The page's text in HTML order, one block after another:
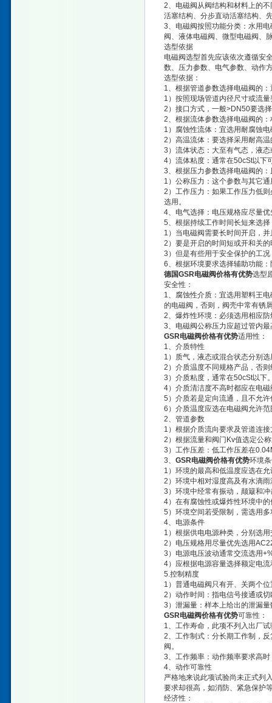
2、电磁阀从阀结构和材料上的
活塞结构、分步直动活塞结构、
3、电磁阀按照功能分类：水用
阀、液体电磁阀、微型电磁阀、
选型依据
电磁阀选型首先应该依次遵循安
数、压力参数、电气参数、动作
选型依据：
1、根据管道参数选择电磁阀的
1）按照现场管道内径尺寸或流
2）接口方式，一般>DN50要选
2、根据流体参数选择电磁阀的
1）腐蚀性流体：宜选用耐腐蚀
2）高温流体：要选择采用耐高
3）流体状态：大至有气态，液
4）流体粘度：通常在50cSt以下
3、根据压力参数选择电磁阀的
1）公称压力：这个参数与其它
2）工作压力：如果工作压力低
选用。
4、电气选择：电压规格应尽量
5、根据持续工作时间长短来选
1）当电磁阀需要长时间开启，
2）要是开启的时间短或开和关
3）但是有些用于安全保护的工
6、根据环境要求选择辅助功能
德国GSR电磁阀价格有优势选型
安全性：
1、腐蚀性介质：宜选用塑料王
的电磁阀，否则，阀壳中常有锈
2、爆炸性环境：必须选用相应
3、电磁阀公称压力应超过管内
GSR电磁阀价格有优势适用性：
1、介质特性
1）质气，液态或混合状态分别
2）介质温度不同规格产品，否
3）介质粘度，通常在50cSt以下
4）介质清洁度不高时都应在电
5）介质若是定向流通，且不允
6）介质温度应选在电磁阀允许范
2、管道参数
1）根据介质流向要求及管道连
2）根据流量和阀门Kv值选定公
3）工作压差：低工作压差在
3、 GSR电磁阀价格有优势环境
1）环境的最高和低温度应选在
2）环境中相对湿度高及有水滴
3）环境中经常有振动，颠簸和
4）在有腐蚀性或爆炸性环境中
5）环境空间若受限制，需选用
4、电源条件
1）根据供电电源种类，分别选
2）电压规格用尽量优先选用
3）电源电压波动通常交流选用
4）应根据电源容量选择额定电
5.控制精度
1）普通电磁阀只有开、关两个
2）动作时间：指电信号接通或
3）泄漏量：样本上给出的泄漏
GSR电磁阀价格有优势可靠性：
1、工作寿命，此项不列入出厂
2、工作制式：分长期工作制，
阀。
3、工作频率：动作频率要求高
4、动作可靠性
严格地来说此项试验尚未正式列
要求却很高，如消防、紧急保护
经济性：